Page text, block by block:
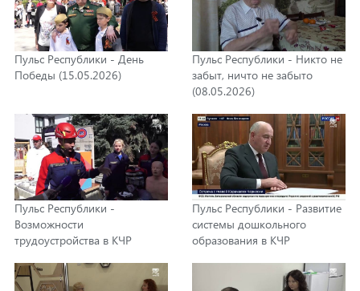
Пульс Республики - День
Победы (15.05.2026)
Пульс Республики - Никто не
забыт, ничто не забыто
(08.05.2026)
Пульс Республики -
Возможности
трудоустройства в КЧР
Пульс Республики - Развитие
системы дошкольного
образования в КЧР